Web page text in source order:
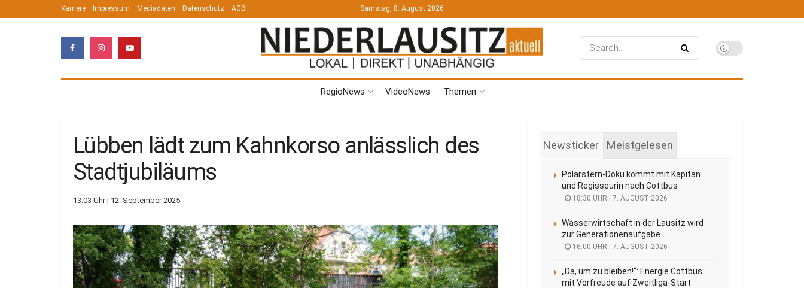
Karriere Impressum Mediadaten Datenschutz AGB Samstag, 8. August 2026
RegioNews VideoNews Themen
Lübben lädt zum Kahnkorso anlässlich des
Stadtjubiläums
13:03 Uhr | 12. September 2025
Newsticker Meistgelesen
Polarstern-Doku kommt mit Kapitän
und Regisseurin nach Cottbus
18:30 UHR | 7. AUGUST 2026
Wasserwirtschaft in der Lausitz wird
zur Generationenaufgabe
16:00 UHR | 7. AUGUST 2026
„Da, um zu bleiben!“: Energie Cottbus
mit Vorfreude auf Zweitliga-Start